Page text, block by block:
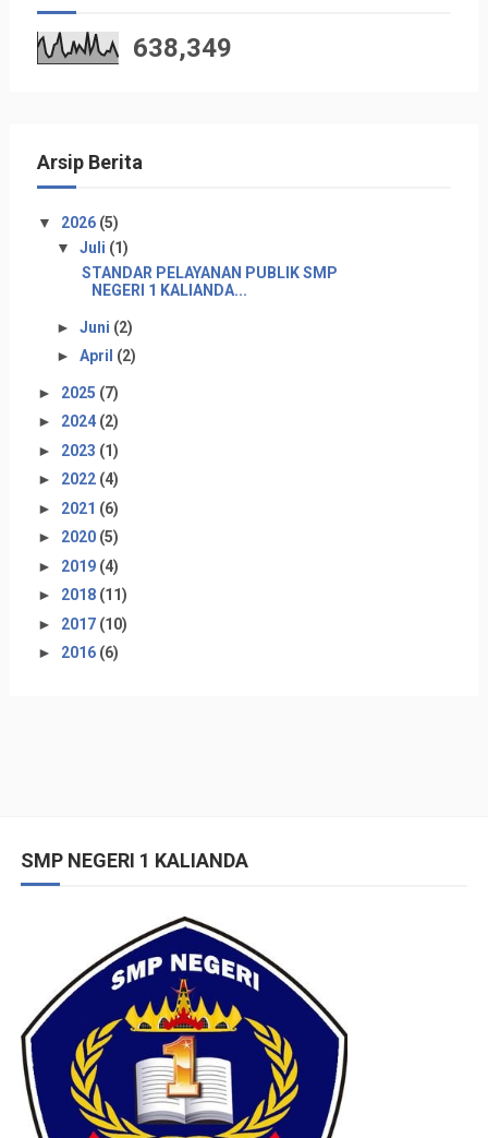
638,349
Arsip Berita
▼ 2026 (5)
▼ Juli (1)
STANDAR PELAYANAN PUBLIK SMP
NEGERI 1 KALIANDA...
► Juni (2)
► April (2)
► 2025 (7)
► 2024 (2)
► 2023 (1)
► 2022 (4)
► 2021 (6)
► 2020 (5)
► 2019 (4)
► 2018 (11)
► 2017 (10)
► 2016 (6)
SMP NEGERI 1 KALIANDA